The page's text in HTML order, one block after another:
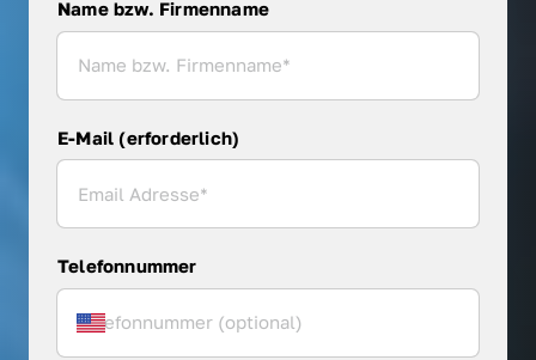
Name bzw. Firmenname
Name bzw. Firmenname
E-Mail (erforderlich)
Telefonnummer